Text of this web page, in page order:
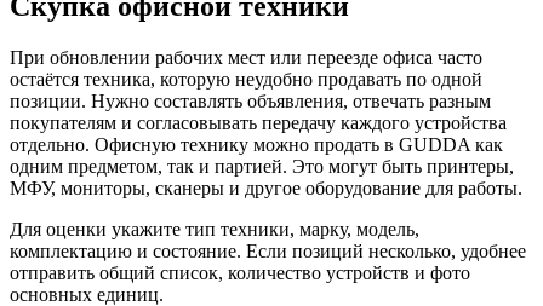
При обновлении рабочих мест или переезде офиса часто
остаётся техника, которую неудобно продавать по одной
позиции. Нужно составлять объявления, отвечать разным
покупателям и согласовывать передачу каждого устройства
отдельно. Офисную технику можно продать в GUDDA как
одним предметом, так и партией. Это могут быть принтеры,
МФУ, мониторы, сканеры и другое оборудование для работы.
Для оценки укажите тип техники, марку, модель,
комплектацию и состояние. Если позиций несколько, удобнее
отправить общий список, количество устройств и фото
основных единиц.